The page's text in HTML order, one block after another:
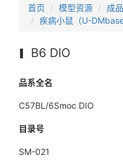
首页 模型资源
成
疾病小鼠（U-
B6 DIO
品系全名
C57BL/6Smoc DIO
目录号
SM-021